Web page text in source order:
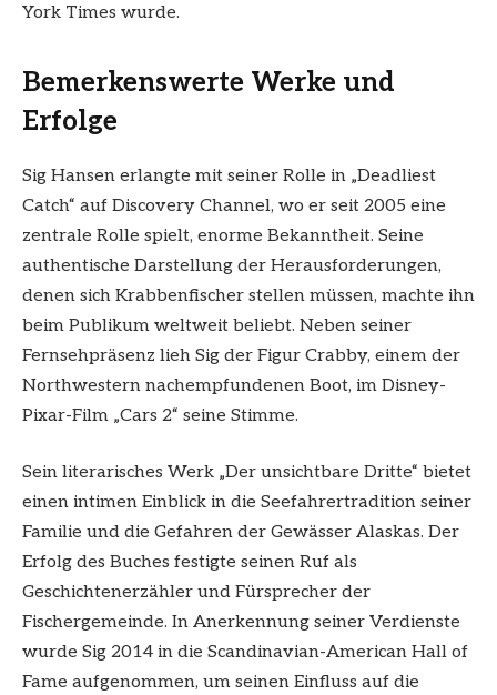
York Times wurde.
Bemerkenswerte Werke und
Erfolge
Sig Hansen erlangte mit seiner Rolle in „Deadliest
Catch“ auf Discovery Channel, wo er seit 2005 eine
zentrale Rolle spielt, enorme Bekanntheit. Seine
authentische Darstellung der Herausforderungen,
denen sich Krabbenfischer stellen müssen, machte ihn
beim Publikum weltweit beliebt. Neben seiner
Fernsehpräsenz lieh Sig der Figur Crabby, einem der
Northwestern nachempfundenen Boot, im Disney-
Pixar-Film „Cars 2“ seine Stimme.
Sein literarisches Werk „Der unsichtbare Dritte“ bietet
einen intimen Einblick in die Seefahrertradition seiner
Familie und die Gefahren der Gewässer Alaskas. Der
Erfolg des Buches festigte seinen Ruf als
Geschichtenerzähler und Fürsprecher der
Fischergemeinde. In Anerkennung seiner Verdienste
wurde Sig 2014 in die Scandinavian-American Hall of
Fame aufgenommen, um seinen Einfluss auf die